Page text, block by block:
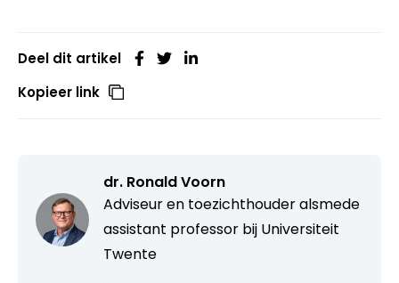
Deel dit artikel
Kopieer link
dr. Ronald Voorn
Adviseur en toezichthouder alsmede
assistant professor bij Universiteit
Twente